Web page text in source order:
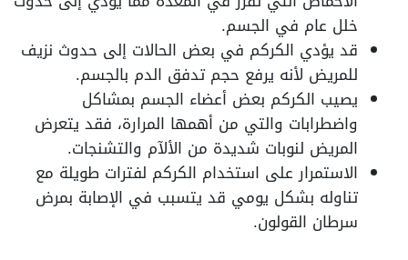
خلل عام في الجسم.
قد يؤدي الكركم في بعض الحالات إلى حدوث نزيف
للمريض لأنه يرفع حجم تدفق الدم بالجسم.
يصيب الكركم بعض أعضاء الجسم بمشاكل
واضطرابات والتي من أهمها المرارة، فقد يتعرض
المريض لنوبات شديدة من الألآم والتشنجات.
الاستمرار على استخدام الكركم لفترات طويلة مع
تناوله بشكل يومي قد يتسبب في الإصابة بمرض
سرطان القولون.